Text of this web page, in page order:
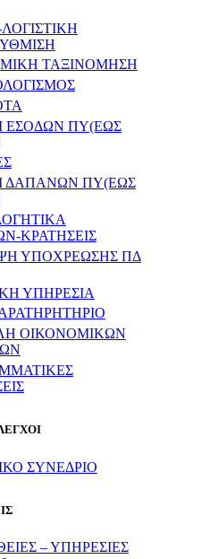
ΛΟΓΙΣΤΙΚΗ
ΤΑΞΙΝΟΜΗΣΗ
ΕΣΟΔΩΝ ΠΥ(ΕΩΣ
ΔΑΠΑΝΩΝ ΠΥ(ΕΩΣ
ΚΡΑΤΗΣΕΙΣ
ΥΠΟΧΡΕΩΣΗΣ ΠΔ
ΥΠΗΡΕΣΙΑ
ΟΙΚΟΝΟΜΙΚΩΝ
ΣΥΝΕΔΡΙΟ
– ΥΠΗΡΕΣΙΕΣ